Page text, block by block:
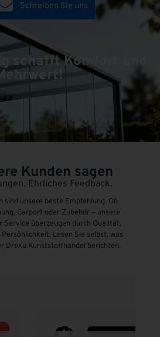
schafft Komfort und
Kunden sagen
Ehrliches Feedback.
sind unsere beste Empfehlung. Ob
Carport oder Zubehör – unsere
Service überzeugen durch Qualität,
Lesen Sie selbst, was
Dreku Kunststoffhandel berichten.
Schreiben Sie uns